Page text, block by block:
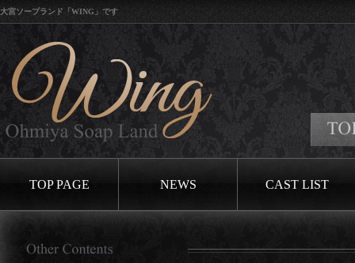
大宮ソープランド「WING」です
口コミ
TOP PAGE NEWS CAST LIST